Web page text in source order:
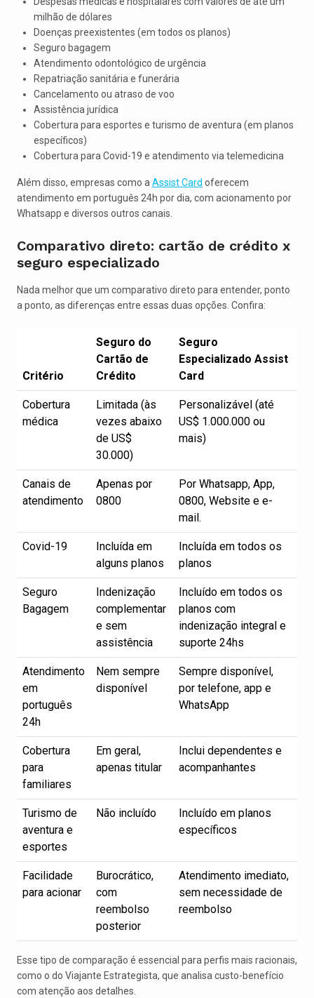
milhão de dólares
Doenças preexistentes (em todos os planos)
Seguro bagagem
Atendimento odontológico de urgência
Repatriação sanitária e funerária
Cancelamento ou atraso de voo
Assistência jurídica
Cobertura para esportes e turismo de aventura (em planos
específicos)
Cobertura para Covid-19 e atendimento via telemedicina
Além disso, empresas como aAssist Card oferecem
atendimento em português 24h por dia, com acionamento por
Whatsapp e diversos outros canais.
Comparativo direto: cartão de crédito x
seguro especializado
Nada melhor que um comparativo direto para entender, ponto
a ponto, as diferenças entre essas duas opções. Confira:
Critério
Seguro do
Cartão de
Crédito
Seguro
Especializado Assist
Card
Cobertura
médica
Limitada (às
vezes abaixo
de US$
30.000)
Personalizável (até
US$ 1.000.000 ou
mais)
Canais de
atendimento
Apenas por
0800
Por Whatsapp, App,
0800, Website e e-
mail.
Covid-19
Incluída em
alguns planos
Incluída em todos os
planos
Seguro
Bagagem
Indenização
complementar
e sem
assistência
Incluído em todos os
planos com
indenização integral e
suporte 24hs
Atendimento
em
português
24h
Nem sempre
disponível
Sempre disponível,
por telefone, app e
WhatsApp
Cobertura
para
familiares
Em geral,
apenas titular
Inclui dependentes e
acompanhantes
Turismo de
aventura e
esportes
Não incluído
Incluído em planos
específicos
Facilidade
para acionar
Burocrático,
com
reembolso
posterior
Atendimento imediato,
sem necessidade de
reembolso
Esse tipo de comparação é essencial para perfis mais racionais,
como o do Viajante Estrategista, que analisa custo-benefício
com atenção aos detalhes.